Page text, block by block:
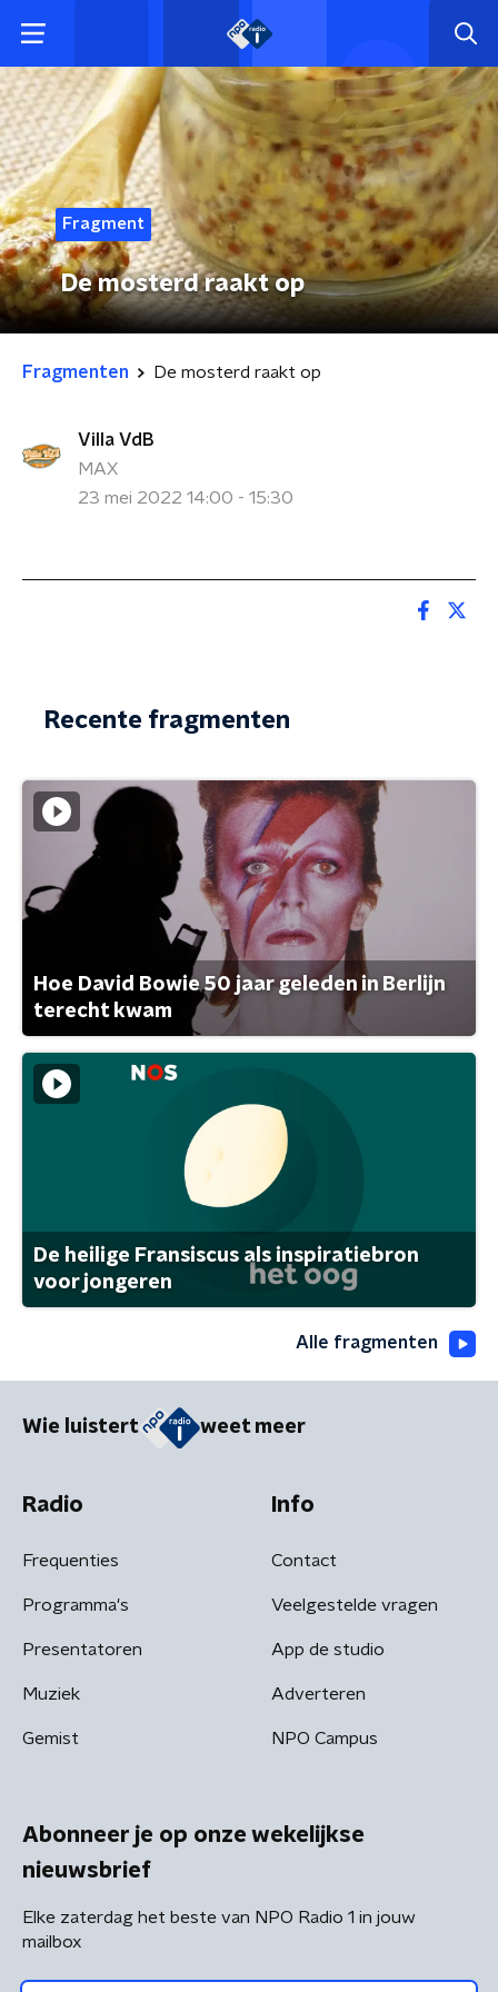
Fragment
De mosterd raakt op
Fragmenten De mosterd raakt op
Villa VdB
MAX
23 mei 2022 14:00 - 15:30
Recente fragmenten
Hoe David Bowie 50 jaar geleden in Berlijn
terecht kwam
De heilige Fransiscus als inspiratiebron
voor jongeren
Alle fragmenten
Wie luistert weet meer
Radio
Frequenties
Programma's
Presentatoren
Muziek
Gemist
Info
Contact
Veelgestelde vragen
App de studio
Adverteren
NPO Campus
Abonneer je op onze wekelijkse
nieuwsbrief
Elke zaterdag het beste van NPO Radio 1 in jouw
mailbox